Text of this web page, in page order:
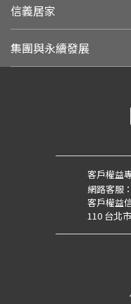
信義居家
集團與永續發展
客戶權益
網路客服：
客戶權益
110 台北